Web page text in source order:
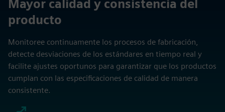
Mayor calidad y consistencia del
producto
Monitoree continuamente los procesos de fabricación,
detecte desviaciones de los estándares en tiempo real y
facilite ajustes oportunos para garantizar que los productos
cumplan con las especificaciones de calidad de manera
consistente.